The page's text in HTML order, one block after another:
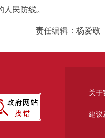
民防线。
责任编辑：杨爱敬
关于
建议